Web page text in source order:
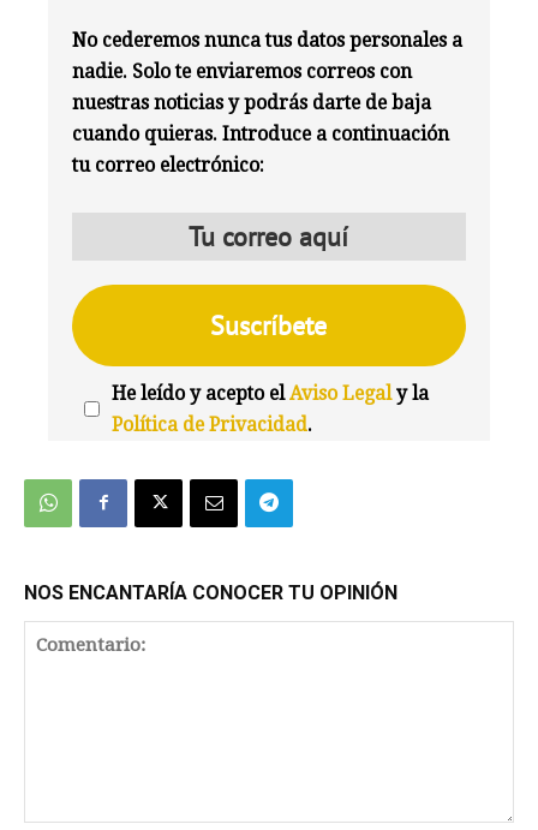
No cederemos nunca tus datos personales a
nadie. Solo te enviaremos correos con
nuestras noticias y podrás darte de baja
cuando quieras. Introduce a continuación
tu correo electrónico:
He leído y acepto elAviso Legaly la
Política de Privacidad.
NOS ENCANTARÍA CONOCER TU OPINIÓN